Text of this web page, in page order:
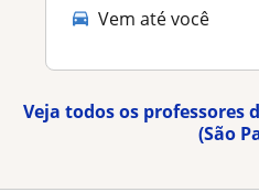
Vem até você
Veja todos os professores
(São